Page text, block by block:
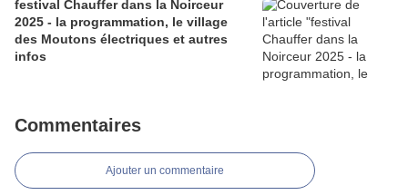
festival Chauffer dans la Noirceur
2025 - la programmation, le village
des Moutons électriques et autres
infos
Commentaires
Ajouter un commentaire